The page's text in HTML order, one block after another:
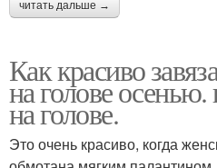
читать дальше →
Как красиво
на голове
на голове.
Это очень красиво, когда